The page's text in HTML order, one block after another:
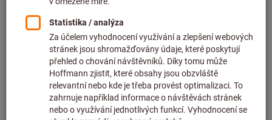
Kliknutím zvětšíte obrázek